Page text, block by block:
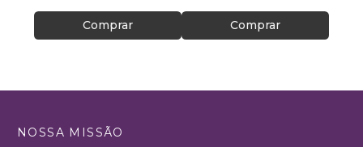
Comprar Comprar
NOSSA MISSÃO